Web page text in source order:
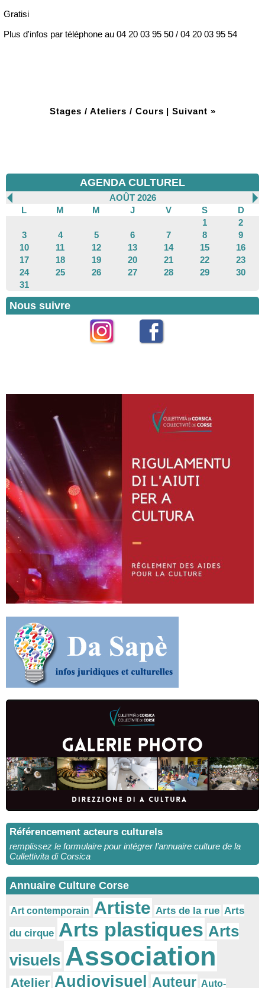
Gratisi
Plus d'infos par téléphone au 04 20 03 95 50 / 04 20 03 95 54
Stages / Ateliers / Cours | Suivant »
AGENDA CULTUREL
AOÛT 2026
L
M M J V S
D
1
2
3
4 5 6 7 8
9
10
11 12 13 14 15
16
17
18 19 20 21 22
23
24
25 26 27 28 29
30
31
Nous suivre
Référencement acteurs culturels
remplissez le formulaire pour intégrer l’annuaire culture de la
Cullettivita di Corsica
Annuaire Culture Corse
Art contemporain Artiste Arts de la rue Arts
du cirque Arts plastiques Arts
visuels Association
Atelier Audiovisuel Auteur Auto-